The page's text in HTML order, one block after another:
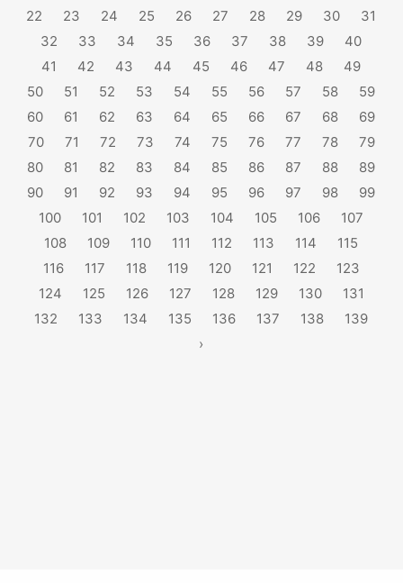
22
23 24 25 26 27 28 29 30
31
32
33 34 35 36 37 38 39
40
41
42 43 44 45 46 47 48
49
50
51 52 53 54 55 56 57 58
59
60
61 62 63 64 65 66 67 68
69
70
71 72 73 74 75 76 77 78
79
80
81 82 83 84 85 86 87 88
89
90
91 92 93 94 95 96 97 98
99
100
101 102 103 104 105 106
107
108
109 110 111 112 113 114
115
116
117 118 119 120 121 122
123
124
125 126 127 128 129 130
131
132
133 134 135 136 137 138
139
›